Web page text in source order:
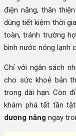
điện năng, thân
dùng tiết kiệm thời
toàn, tránh trường
bình nước nóng lạnh
Chỉ với ngân sách
cho sức khoẻ bản
trong dài hạn. Còn
khám phá tất tần
dương năng ngay